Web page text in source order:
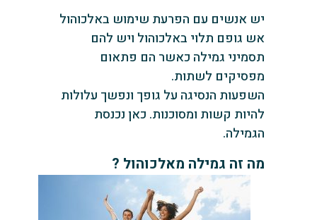
יש אנשים עם הפרעת שימוש באלכוהול
אש גופם תלוי באלכוהול ויש להם
תסמיני גמילה כאשר הם פתאום
מפסיקים לשתות.
השפעות הנסיגה על גופך ונפשך עלולות
להיות קשות ומסוכנות. כאן נכנסת
הגמילה.
מה זה גמילה מאלכוהול ?